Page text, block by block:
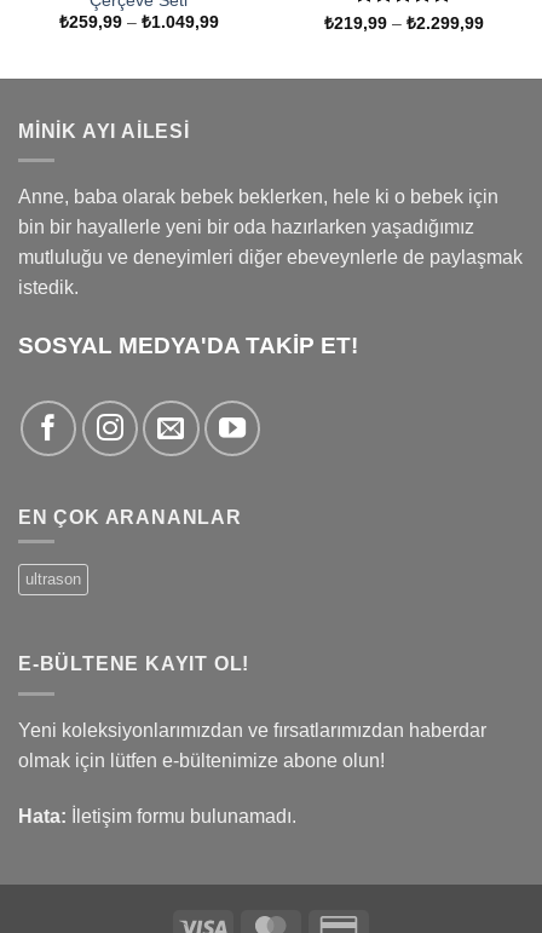
₺259,99 – ₺1.049,99Fiyat
₺1.049,99
5 üzerinden
₺219,99 – ₺2.299,99Fiyat
MINIK AYI AILESI
Anne, baba olarak bebek beklerken, hele ki o bebek için
bin bir hayallerle yeni bir oda hazırlarken yaşadığımız
mutluluğu ve deneyimleri diğer ebeveynlerle de paylaşmak
istedik.
SOSYAL MEDYA'DA TAKİP ET!
EN ÇOK ARANANLAR
ultrason
E-BÜLTENE KAYIT OL!
Yeni koleksiyonlarımızdan ve fırsatlarımızdan haberdar
olmak için lütfen e-bültenimize abone olun!
Hata: İletişim formu bulunamadı.
Visa MasterCard